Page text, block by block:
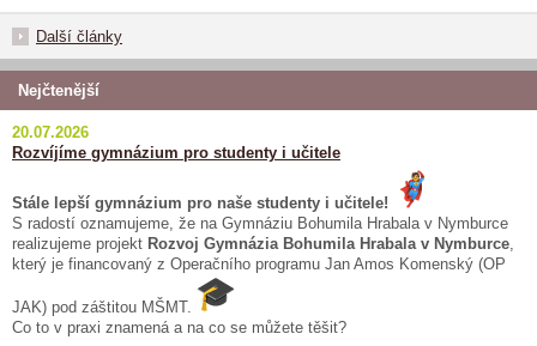
Další články
Nejčtenější
20.07.2026
Rozvíjíme gymnázium pro studenty i učitele
Stále lepší gymnázium pro naše studenty i učitele!
S radostí oznamujeme, že na Gymnáziu Bohumila Hrabala v Nymburce
realizujeme projekt Rozvoj Gymnázia Bohumila Hrabala v Nymburce
který je financovaný z Operačního programu Jan Amos Komenský (OP
JAK) pod záštitou MŠMT.
Co to v praxi znamená a na co se můžete těšit?